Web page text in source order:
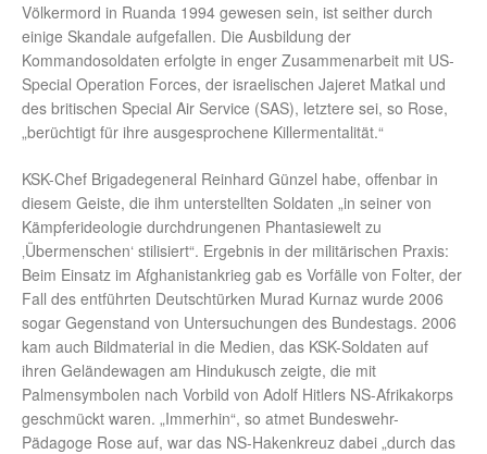
Völkermord in Ruanda 1994 gewesen sein, ist seither durch
einige Skandale aufgefallen. Die Ausbildung der
Kommandosoldaten erfolgte in enger Zusammenarbeit mit US-
Special Operation Forces, der israelischen Jajeret Matkal und
des britischen Special Air Service (SAS), letztere sei, so Rose,
„berüchtigt für ihre ausgesprochene Killermentalität.“
KSK-Chef Brigadegeneral Reinhard Günzel habe, offenbar in
diesem Geiste, die ihm unterstellten Soldaten „in seiner von
Kämpferideologie durchdrungenen Phantasiewelt zu
‚Übermenschen‘ stilisiert“. Ergebnis in der militärischen Praxis:
Beim Einsatz im Afghanistankrieg gab es Vorfälle von Folter, der
Fall des entführten Deutschtürken Murad Kurnaz wurde 2006
sogar Gegenstand von Untersuchungen des Bundestags. 2006
kam auch Bildmaterial in die Medien, das KSK-Soldaten auf
ihren Geländewagen am Hindukusch zeigte, die mit
Palmensymbolen nach Vorbild von Adolf Hitlers NS-Afrikakorps
geschmückt waren. „Immerhin“, so atmet Bundeswehr-
Pädagoge Rose auf, war das NS-Hakenkreuz dabei „durch das